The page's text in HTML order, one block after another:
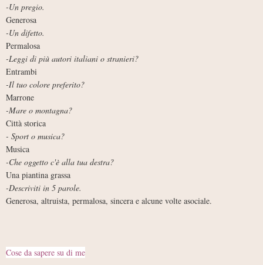
-Un pregio.
Generosa
-Un difetto.
Permalosa
-Leggi di più autori italiani o stranieri?
Entrambi
-Il tuo colore preferito?
Marrone
-Mare o montagna?
Città storica
- Sport o musica?
Musica
-Che oggetto c'è alla tua destra?
Una piantina grassa
-Descriviti in 5 parole.
Generosa, altruista, permalosa, sincera e alcune volte asociale.
Cose da sapere su di me